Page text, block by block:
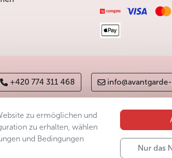
+420 774 311 468
zu ermöglichen und
zu erhalten, wählen
und Bedingungen
Nur das